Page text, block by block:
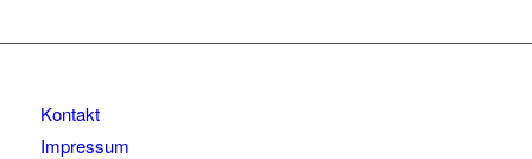
Kontakt
Impressum